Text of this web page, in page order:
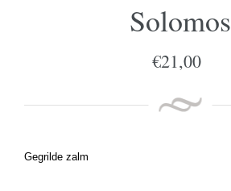
Solomos
€21,00
Gegrilde zalm